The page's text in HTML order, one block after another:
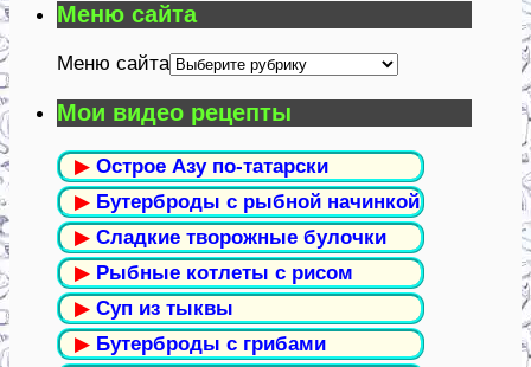
Меню сайта
Меню сайта
Мои видео рецепты
▶ Острое Азу по-татарски
▶ Бутерброды с рыбной начинкой
▶ Сладкие творожные булочки
▶ Рыбные котлеты с рисом
▶ Суп из тыквы
▶ Бутерброды с грибами